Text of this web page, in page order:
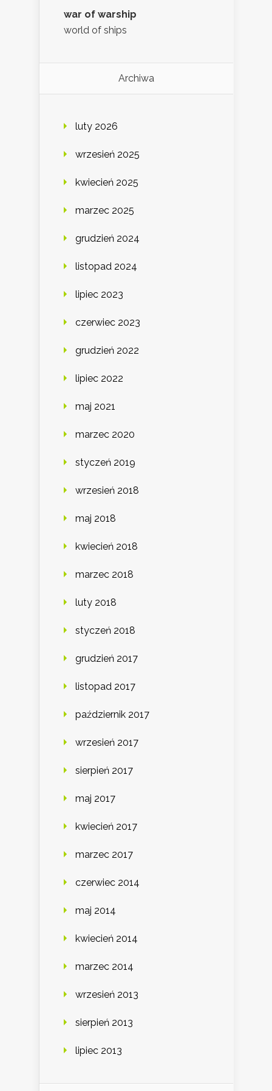
war of warship
world of ships
Archiwa
luty 2026
wrzesień 2025
kwiecień 2025
marzec 2025
grudzień 2024
listopad 2024
lipiec 2023
czerwiec 2023
grudzień 2022
lipiec 2022
maj 2021
marzec 2020
styczeń 2019
wrzesień 2018
maj 2018
kwiecień 2018
marzec 2018
luty 2018
styczeń 2018
grudzień 2017
listopad 2017
październik 2017
wrzesień 2017
sierpień 2017
maj 2017
kwiecień 2017
marzec 2017
czerwiec 2014
maj 2014
kwiecień 2014
marzec 2014
wrzesień 2013
sierpień 2013
lipiec 2013